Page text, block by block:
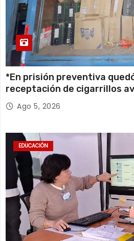
*En prisión preventiva
receptación de cigarrillos
millones*
Ago 5, 2026
EDUCACIÓN